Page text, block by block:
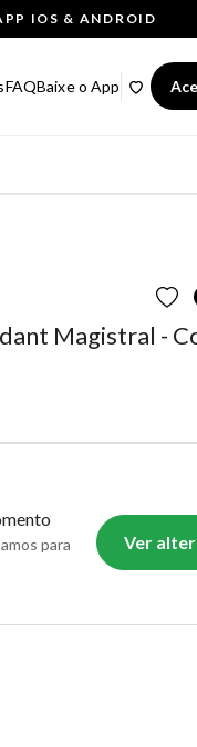
IOS & ANDROID
FAQBaixe o App
Magistral -
para
Ver